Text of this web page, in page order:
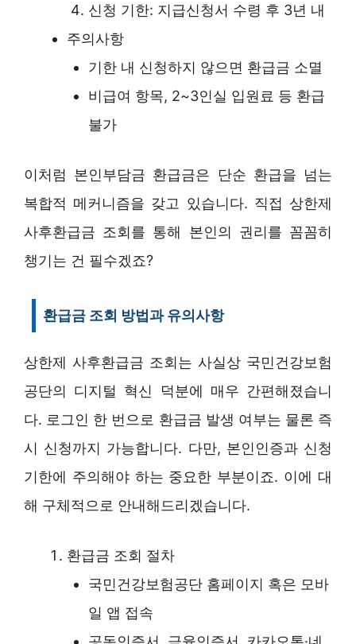
신청 기한: 지급신청서 수령 후 3년 내
주의사항
기한 내 신청하지 않으면 환급금 소멸
비급여 항목, 2~3인실 입원료 등 환급
불가
이처럼 본인부담금 환급금은 단순 환급을 넘는
복합적 메커니즘을 갖고 있습니다. 직접 상한제
사후환급금 조회를 통해 본인의 권리를 꼼꼼히
챙기는 건 필수겠죠?
환급금 조회 방법과 유의사항
상한제 사후환급금 조회는 사실상 국민건강보험
공단의 디지털 혁신 덕분에 매우 간편해졌습니
다. 로그인 한 번으로 환급금 발생 여부는 물론 즉
시 신청까지 가능합니다. 다만, 본인인증과 신청
기한에 주의해야 하는 중요한 부분이죠. 이에 대
해 구체적으로 안내해드리겠습니다.
환급금 조회 절차
국민건강보험공단 홈페이지 혹은 모바
일 앱 접속